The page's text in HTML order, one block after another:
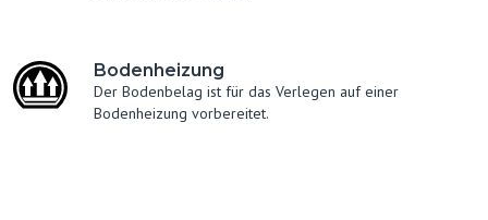
Bodenheizung
Der Bodenbelag ist für das Verlegen auf einer
Bodenheizung vorbereitet.